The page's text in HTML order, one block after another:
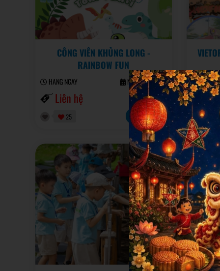
CÔNG VIÊN KHỦNG LONG -
RAINBOW FUN
HANG NGAY Ngày KH: 05/09
Liên hệ
25 Đặt tour
HANG